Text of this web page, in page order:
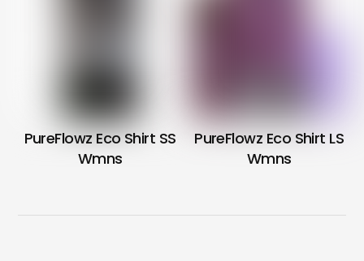
PureFlowz Eco Shirt SS
Wmns
PureFlowz Eco Shirt LS
Wmns